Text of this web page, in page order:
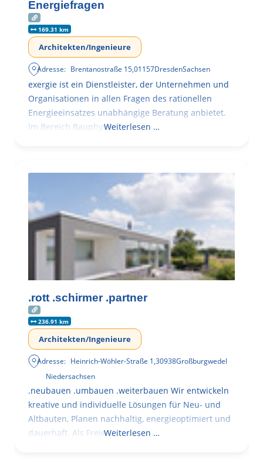
Energiefragen
169.31 km
Architekten/Ingenieure
Adresse: Brentanostraße 15,01157DresdenSachsen
exergie ist ein Dienstleister, der Unternehmen und
Organisationen in allen Fragen des rationellen
Energieeinsatzes unabhängige Beratung anbietet.
Im Bereich BauphysikWeiterlesen …
.rott .schirmer .partner
236.91 km
Architekten/Ingenieure
Adresse: Heinrich-Wöhler-Straße 1,30938Großburgwedel
Niedersachsen
.neubauen .umbauen .weiterbauen Wir entwickeln
kreative und individuelle Lösungen für Neu- und
Altbauten, Planen nachhaltig, energieoptimiert und
dauerhaft. Als FreieWeiterlesen …